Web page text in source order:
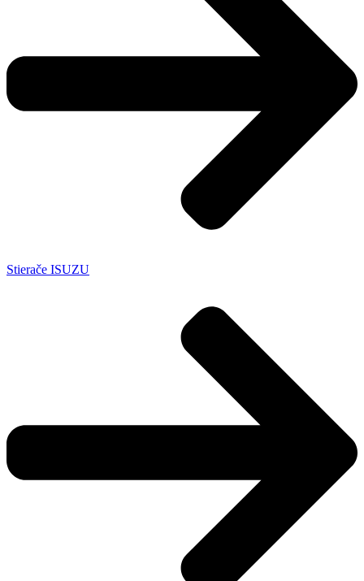
Stierače ISUZU